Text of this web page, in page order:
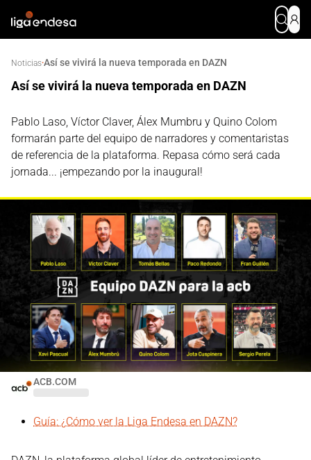
Noticias·Así se vivirá la nueva temporada en DAZN
Así se vivirá la nueva temporada en DAZN
Pablo Laso, Víctor Claver, Álex Mumbru y Quino Colom
formarán parte del equipo de narradores y comentaristas
de referencia de la plataforma. Repasa cómo será cada
jornada... ¡empezando por la inaugural!
ACB.COM
Guía: ¿Cómo ver la Liga Endesa en DAZN?